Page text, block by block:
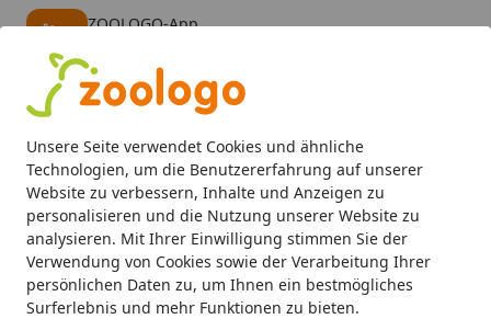
Unsere Seite verwendet Cookies und ähnliche
Technologien, um die Benutzererfahrung auf unserer
Website zu verbessern, Inhalte und Anzeigen zu
personalisieren und die Nutzung unserer Website zu
analysieren. Mit Ihrer Einwilligung stimmen Sie der
Verwendung von Cookies sowie der Verarbeitung Ihrer
persönlichen Daten zu, um Ihnen ein bestmögliches
Surferlebnis und mehr Funktionen zu bieten.
ZOOLOGO-App
Alle Produkte
Mein Konto
Suchen
Startseite
Aquaristik Aquarienfilter, Pumpen & Zubehör Pumpen
EHEIM 1262 universal 3400
Universalpumpe mit 1,7 m Kabel